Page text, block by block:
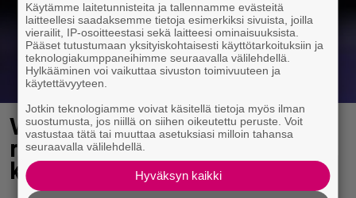
Vappu Pimiä sai huonoa palvelua
ravintolassa – pettyi siellä
kahteen asiaan
Käytämme laitetunnisteita ja tallennamme evästeitä
laitteellesi saadaksemme tietoja esimerkiksi sivuista, joilla
vierailit, IP-osoitteestasi sekä laitteesi ominaisuuksista.
Pääset tutustumaan yksityiskohtaisesti käyttötarkoituksiin ja
teknologiakumppaneihimme seuraavalla välilehdellä.
Hylkääminen voi vaikuttaa sivuston toimivuuteen ja
käytettävyyteen.
Jotkin teknologiamme voivat käsitellä tietoja myös ilman
suostumusta, jos niillä on siihen oikeutettu peruste. Voit
vastustaa tätä tai muuttaa asetuksiasi milloin tahansa
seuraavalla välilehdellä.
Hyväksyn kaikki